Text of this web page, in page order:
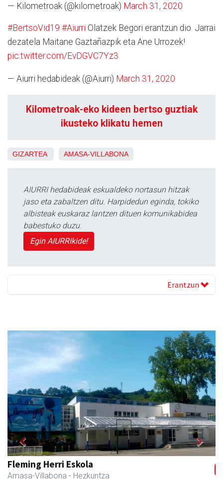
— Kilometroak (@kilometroak) March 31, 2020
#BertsoVid19 #Aiurri Olatzek Begori erantzun dio. Jarrai
dezatela Maitane Gaztañazpik eta Ane Urrozek!
pic.twitter.com/EvDGVC7Yz3
— Aiurri hedabideak (@Aiurri) March 31, 2020
Kilometroak-eko kideen bertso guztiak
ikusteko klikatu hemen
GIZARTEA AMASA-VILLABONA
AIURRI hedabideak eskualdeko nortasun hitzak
jaso eta zabaltzen ditu. Harpidedun eginda, tokiko
albisteak euskaraz lantzen dituen komunikabidea
babestuko duzu.
Egin AIURRIkide!
Erantzun
Fleming Herri Eskola
Amasa-Villabona - Hezkuntza
Previous Next